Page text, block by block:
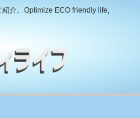
介。Optimize ECO friendly life,